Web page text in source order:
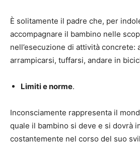
È solitamente il padre che, per
accompagnare il bambino nelle
nell’esecuzione di attività concrete:
arrampicarsi, tuffarsi, andare in
Limiti e norme.
Inconsciamente rappresenta il
quale il bambino si deve e si dovrà
costantemente nel corso del suo